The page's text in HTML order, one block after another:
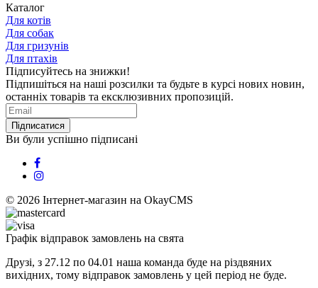
Каталог
Для котів
Для собак
Для гризунів
Для птахів
Підписуйтесь на знижки!
Підпишіться на наші розсилки та будьте в курсі нових новин,
останніх товарів та ексклюзивних пропозицій.
Підписатися
Ви були успішно підписані
© 2026 Інтернет-магазин на OkayCMS
Графік відправок замовлень на свята
Друзі, з 27.12 по 04.01 наша команда буде на різдвяних
вихідних, тому відправок замовлень у цей період не буде.